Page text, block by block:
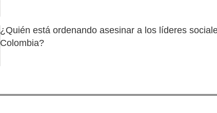
¿Quién está ordenando asesinar a los líderes
Colombia?